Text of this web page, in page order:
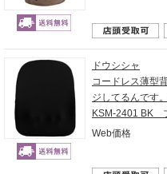
ドウシシャ
コードレス薄型
ジしてるんです。
KSM-2401 BK
Web価格